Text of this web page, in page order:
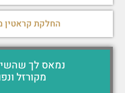
החלקת
נמאס לך
מקורזל